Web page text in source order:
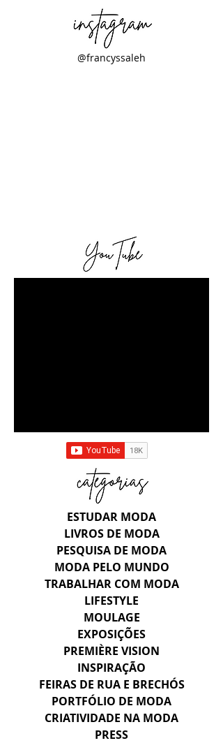
@francyssaleh
ESTUDAR MODA
LIVROS DE MODA
PESQUISA DE MODA
MODA PELO MUNDO
TRABALHAR COM MODA
LIFESTYLE
MOULAGE
EXPOSIÇÕES
PREMIÈRE VISION
INSPIRAÇÃO
FEIRAS DE RUA E BRECHÓS
PORTFÓLIO DE MODA
CRIATIVIDADE NA MODA
PRESS